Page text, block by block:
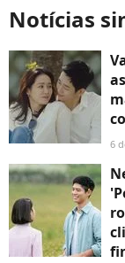
Notícias
6